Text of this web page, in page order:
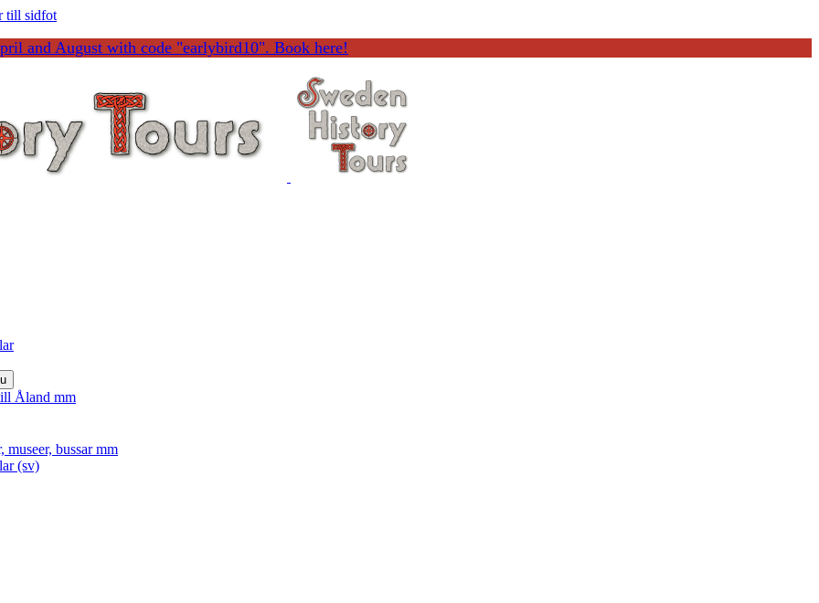
till sidfot
and August with code "earlybird10". Book here!
Åland mm
bussar mm
(sv)